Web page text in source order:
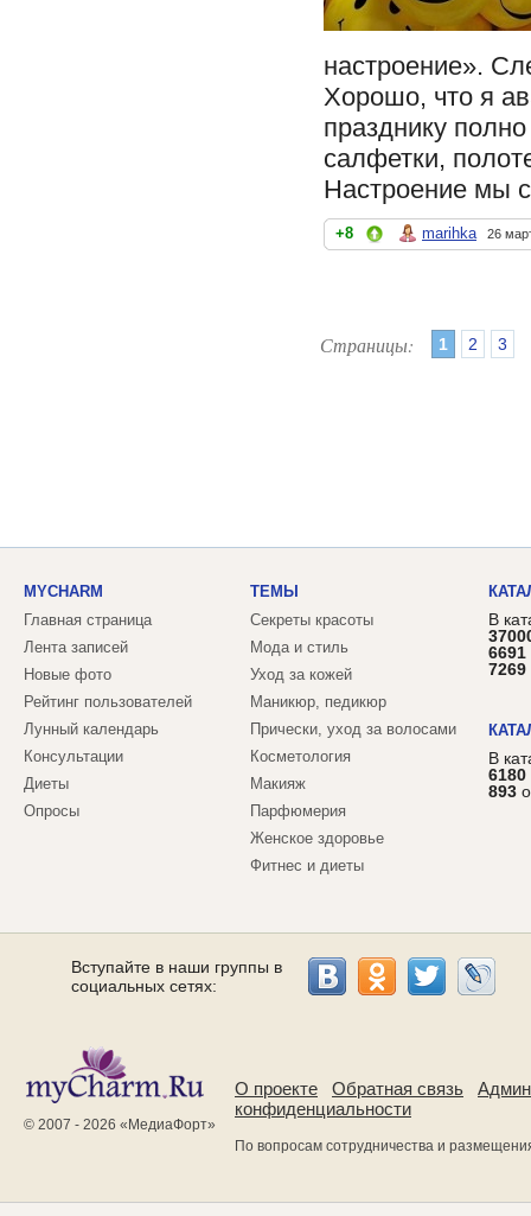
настроение».
Хорошо, что я
празднику
салфетки,
Настроение мы
+8 marihka 26
Страницы: 1 2 3
MYCHARM
Главная страница
Лента записей
Новые фото
Рейтинг пользователей
Лунный календарь
Консультации
Диеты
Опросы
ТЕМЫ
Секреты красоты
Мода и стиль
Уход за кожей
Маникюр, педикюр
Прически, уход за волосами
Косметология
Макияж
Парфюмерия
Женское здоровье
Фитнес и диеты
В
6691
7269
В
6180
893
Вступайте в наши группы в
социальных сетях:
© 2007 - 2026 « МедиаФорт»
О проекте Обратная связь
конфиденциальности
По вопросам сотрудничества и